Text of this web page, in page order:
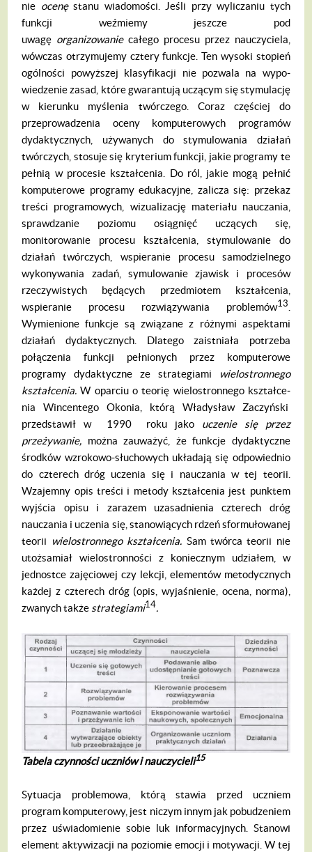
nie ocenęstanu wiadomości. Jeśli przy wy­liczaniu tych
funkcji weźmiemy jeszcze pod
uwagę organizowaniecałego procesu przez nauczyciela,
wówczas otrzymujemy cztery funkcje. Ten wysoki stopień
ogólności po­wyższej klasyfikacji nie pozwala na wypo­
wiedzenie zasad, które gwarantują uczącym się stymulację
w kierunku myślenia twórcze­go. Coraz częściej do
przeprowadzenia oceny komputerowych programów
dydak­tycznych, używanych do stymulowania działań
twórczych, stosuje się kryterium funkcji, jakie programy te
pełnią w procesie kształcenia. Do ról, jakie mogą pełnić
kom­puterowe programy edukacyjne, zalicza się: przekaz
treści programowych, wizualizację materiału nauczania,
sprawdzanie poziomu osiągnięć uczących się,
monitorowanie pro­cesu kształcenia, stymulowanie do
działań twórczych, wspieranie procesu samodziel­nego
wykonywania zadań, symulowanie zjawisk i procesów
rzeczywistych będących przedmiotem kształcenia,
wspieranie proce­su rozwiązywania problemów13
Wymienio­ne funkcje są związane z różnymi aspektami
działań dydaktycznych. Dlatego zaistniała potrzeba
połączenia funkcji pełnionych przez komputerowe
programy dydaktyczne ze strategiami
wielostronnego
kształcenia.W oparciu o teorię wielostronnego kształce­
nia Wincentego Okonia, którą Władysław Zaczyński
przedstawił w 1990 roku jako uczenie sięprzez
przeżywanie, można za­uważyć, że funkcje dydaktyczne
środków wzrokowo-słuchowych układają się odpo­wiednio
do czterech dróg uczenia się i na­uczania w tej teorii.
Wzajemny opis treści i metody kształcenia jest punktem
wyjścia opisu i zarazem uzasadnienia czterech dróg
nauczania i uczenia się, stanowiących rdzeń sformułowanej
teorii wielostronnego kształ­cenia. Sam twórca teorii nie
utożsamiał wie­lostronności z koniecznym udziałem, w
jednostce zajęciowej czy lekcji, elemen­tów metodycznych
każdej z czterech dróg (opis, wyjaśnienie, ocena, norma),
zwa­nych także strategiami14.
Tabela czynności uczniów i nauczycieli15
Sytuacja problemowa, którą stawia przed uczniem
program komputerowy, jest niczym innym jak pobudzeniem
przez uświadomienie sobie luk informacyjnych. Stanowi
element aktywizacji na poziomie emocji i motywacji. W tej